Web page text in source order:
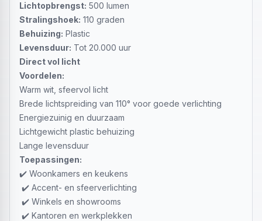
Lichtopbrengst: 500 lumen
Stralingshoek: 110 graden
Behuizing: Plastic
Levensduur: Tot 20.000 uur
Direct vol licht
Voordelen:
Warm wit, sfeervol licht
Brede lichtspreiding van 110° voor goede verlichting
Energiezuinig en duurzaam
Lichtgewicht plastic behuizing
Lange levensduur
Toepassingen:
✔️ Woonkamers en keukens
✔️ Accent- en sfeerverlichting
✔️ Winkels en showrooms
✔️ Kantoren en werkplekken